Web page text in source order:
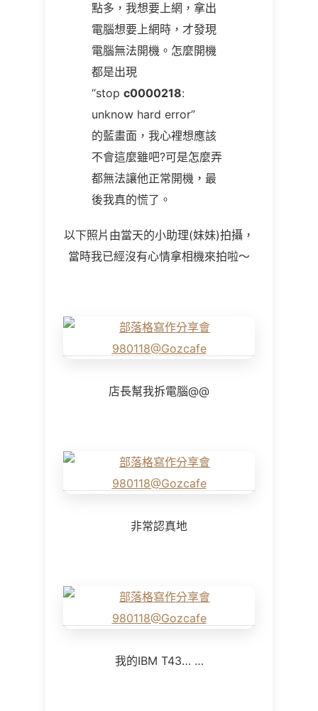
點多，我想要上網，拿出
電腦想要上網時，才發現
電腦無法開機。怎麼開機
都是出現
“stop c0000218:
unknow hard error”
的藍畫面，我心裡想應該
不會這麼雖吧?可是怎麼弄
都無法讓他正常開機，最
後我真的慌了。
以下照片由當天的小助理(妹妹)拍攝，
當時我已經沒有心情拿相機來拍啦～
店長幫我拆電腦@@
非常認真地
我的IBM T43… …